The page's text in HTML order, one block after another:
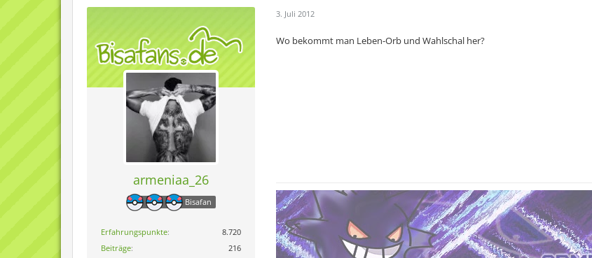
armeniaa_26
Bisafan
Erfahrungspunkte
8.720
Beiträge
216
3. Juli 2012
Wo bekommt man Leben-Orb und Wahlschal her?